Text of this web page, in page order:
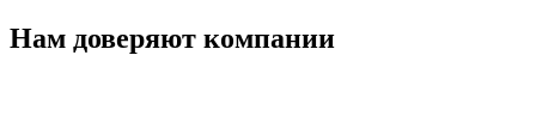
Нам доверяют компании